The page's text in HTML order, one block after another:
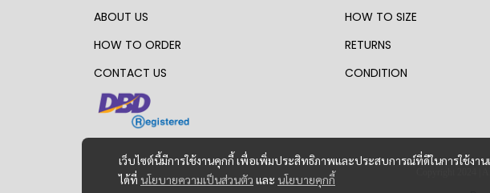
เว็บไซต์นี้มีการใช้งานคุกกี้ เพื่อเพิ่มประสิทธิภาพและประสบการณ์ที่ดีในการใช้งา
ได้ที่ นโยบายความเป็นส่วนตัว และ นโยบายคุกกี้
ABOUT US
HOW TO ORDER
CONTACT US
HOW TO SIZE
RETURNS
CONDITION